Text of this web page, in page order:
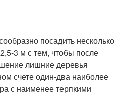
посадить несколько
3 м с тем, чтобы после
лишние деревья
счете один-два наиболее
с наименее терпкими